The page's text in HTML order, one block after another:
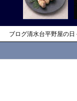
ブログ清水台平野屋の日